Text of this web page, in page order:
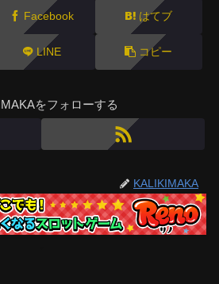
Facebook はてブ
LINE コピー
をフォローする
KALIKIMAKA